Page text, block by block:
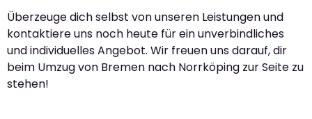
Überzeuge dich selbst von unseren Leistungen und
kontaktiere uns noch heute für ein unverbindliches
und individuelles Angebot. Wir freuen uns darauf, dir
beim Umzug von Bremen nach Norrköping zur Seite zu
stehen!